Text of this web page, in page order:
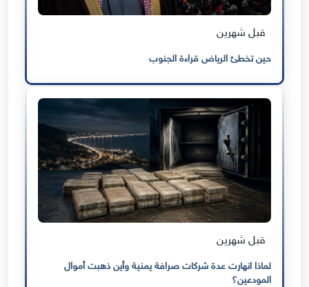
قبل شهرين
حين تخطئ الرياض قراءة الجنوب
قبل شهرين
لماذا انهارت عدة شركات صرافة يمنية وأين ذهبت أموال
المودعين؟